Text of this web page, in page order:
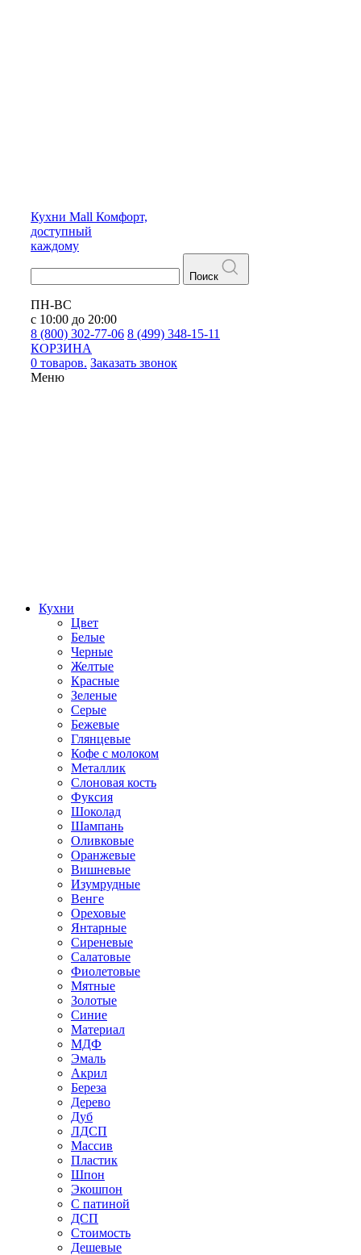
Кухни Mall Комфорт,
доступный
каждому
Поиск
ПН-ВС
с 10:00 до 20:00
8 (800) 302-77-06 8 (499) 348-15-11
КОРЗИНА
0 товаров. Заказать звонок
Меню
Кухни
Цвет
Белые
Черные
Желтые
Красные
Зеленые
Серые
Бежевые
Глянцевые
Кофе с молоком
Металлик
Слоновая кость
Фуксия
Шоколад
Шампань
Оливковые
Оранжевые
Вишневые
Изумрудные
Венге
Ореховые
Янтарные
Сиреневые
Салатовые
Фиолетовые
Мятные
Золотые
Синие
Материал
МДФ
Эмаль
Акрил
Береза
Дерево
Дуб
ЛДСП
Массив
Пластик
Шпон
Экошпон
С патиной
ДСП
Стоимость
Дешевые